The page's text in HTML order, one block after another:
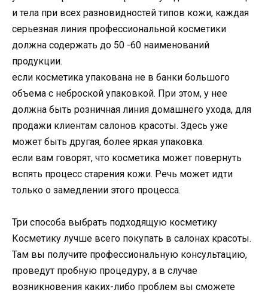
и тела при всех разновидностей типов кожи, каждая
серьезная линия профессиональной косметики
должна содержать до 50 -60 наименований
продукции.
если косметика упакована не в банки большого
объема с неброской упаковкой. При этом, у нее
должна быть розничная линия домашнего ухода, для
продажи клиентам салонов красоты. Здесь уже
может быть другая, более яркая упаковка.
если вам говорят, что косметика может повернуть
вспять процесс старения кожи. Речь может идти
только о замедлении этого процесса.
Три способа выбрать подходящую косметику
Косметику лучше всего покупать в салонах красоты.
Там вы получите профессиональную консультацию,
проведут пробную процедуру, а в случае
возникновения каких-либо проблем вы сможете